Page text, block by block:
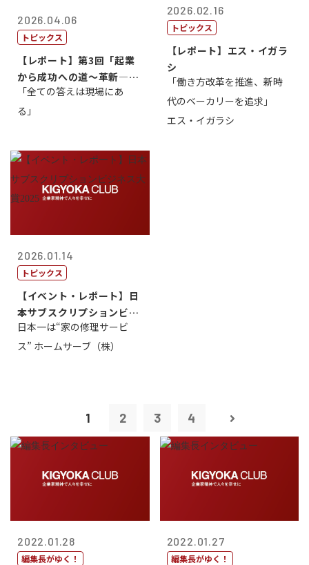
2026.04.06
トピックス
【レポート】第3回「起業
から成功への道～革新―挑
戦の先にある...
「全ての答えは現場にあ
る」
2026.02.16
トピックス
【レポート】エス・イガラ
シ
「働き方改革を推進、新時
代のベーカリーを追求」
エス・イガラシ
2026.01.14
トピックス
【イベント・レポート】日
本サブスクリプションビジ
ネス大賞20...
日本一は“家の修理サービ
ス” ホームサーブ（株）
1 2 3 4
2022.01.28
編集長がゆく！
2022.01.27
編集長がゆく！